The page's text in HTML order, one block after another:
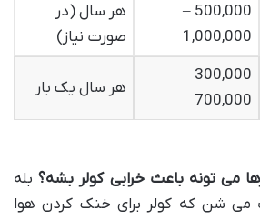
500,000 –
1,000,000
هر سال (در
صورت نیاز)
300,000 –
700,000
هر سال یک بار
می تونه باعث خرابی کولر بشه؟بله
می شن که کولر برای خنک کردن هوا